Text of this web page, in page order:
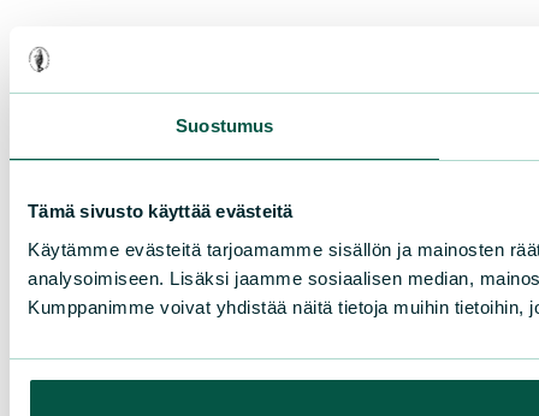
Suostumus
Tämä sivusto käyttää evästeitä
Käytämme evästeitä tarjoamamme sisällön ja mainosten
analysoimiseen. Lisäksi jaamme sosiaalisen median,
Kumppanimme voivat yhdistää näitä tietoja muihin tietoihin,